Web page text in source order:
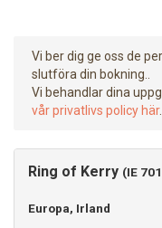
Vi ber dig ge oss de
slutföra din bokning..
Vi behandlar dina
vår privatlivs policy här.
Ring of Kerry (IE
Europa, Irland